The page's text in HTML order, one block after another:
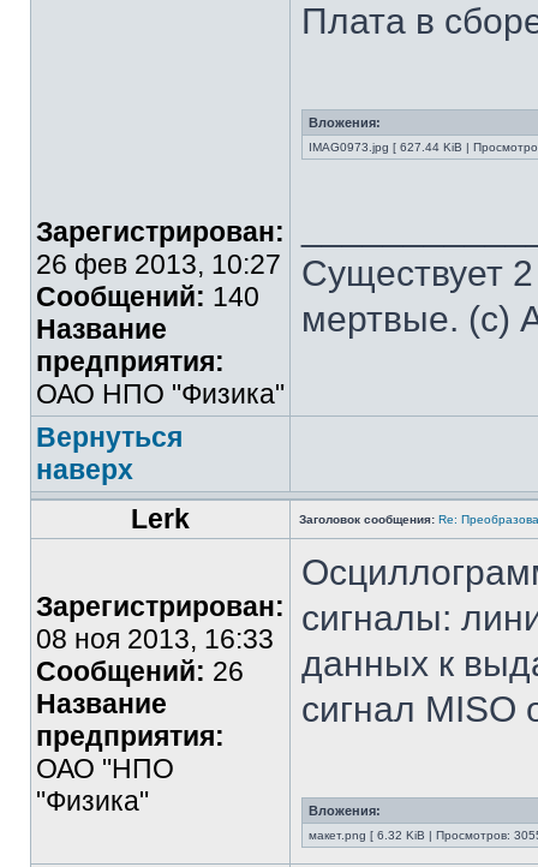
Зарегистрирован:
26 фев 2013, 10:27
Сообщений: 140
Название
предприятия:
ОАО НПО "Физика"
Плата в
Вложения:
IMAG0973.jpg [ 627.44 KiB |
Существует
мертвые. (с)
Вернуться
наверх
Lerk
Заголовок сообщения: Re:
Зарегистрирован:
08 ноя 2013, 16:33
Сообщений: 26
Название
предприятия:
ОАО "НПО
"Физика"
сигналы:
данных к
сигнал MISO
Вложения:
макет.png [ 6.32 KiB | Просмотров: